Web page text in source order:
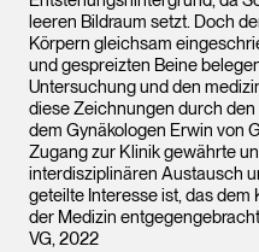
leeren Bildraum setzt. Doch
Körpern gleichsam
und gespreizten Beine
Untersuchung und den
diese Zeichnungen durch
dem Gynäkologen Erwin von
Zugang zur Klinik gewährte
interdisziplinären Austausch
geteilte Interesse ist, das
der Medizin
VG, 2022